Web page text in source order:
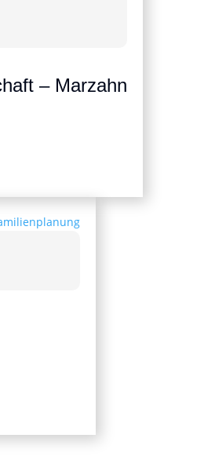
– Marzahn